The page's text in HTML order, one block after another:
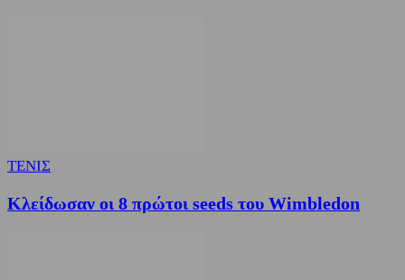
ΤΕΝΙΣ
Κλείδωσαν οι 8 πρώτοι seeds του Wimbledon